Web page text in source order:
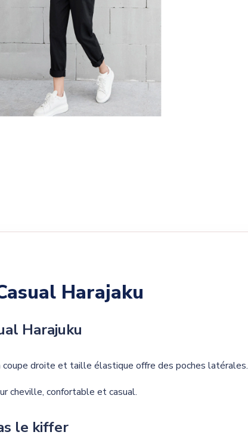
Harajaku
Harajuku
coupe droite et taille élastique offre des poches latérales.
cheville, confortable et casual.
le kiffer